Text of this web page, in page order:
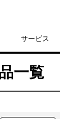
サービス
宅配レンタル
オンラインゲーム
一覧